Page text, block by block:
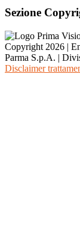
Sezione
Copyright 2026 |
Parma S.p.A. |
Disclaimer